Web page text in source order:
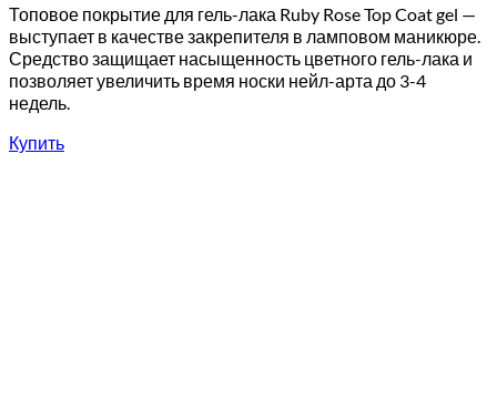
Топовое покрытие для гель-лака Ruby Rose Top Coat gel —
выступает в качестве закрепителя в ламповом маникюре.
Средство защищает насыщенность цветного гель-лака и
позволяет увеличить время носки нейл-арта до 3-4
недель.
Купить